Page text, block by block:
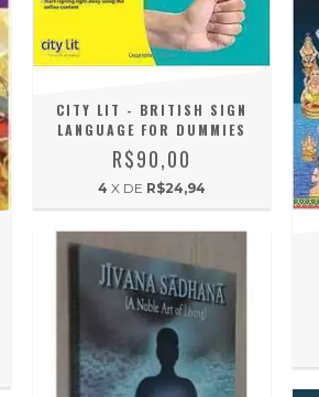
CITY LIT - BRITISH SIGN
LANGUAGE FOR DUMMIES
R$90,00
4 X DE R$24,94